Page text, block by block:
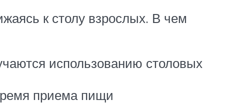
к столу взрослых. В чем
использованию столовых
приема пищи